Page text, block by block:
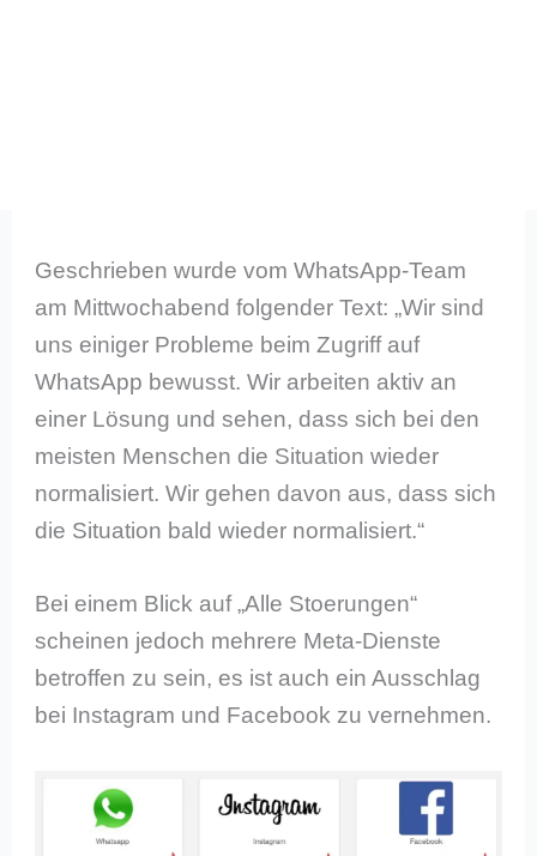
Geschrieben wurde vom WhatsApp-Team
am Mittwochabend folgender Text: „Wir sind
uns einiger Probleme beim Zugriff auf
WhatsApp bewusst. Wir arbeiten aktiv an
einer Lösung und sehen, dass sich bei den
meisten Menschen die Situation wieder
normalisiert. Wir gehen davon aus, dass sich
die Situation bald wieder normalisiert.“
Bei einem Blick auf „Alle Stoerungen“
scheinen jedoch mehrere Meta-Dienste
betroffen zu sein, es ist auch ein Ausschlag
bei Instagram und Facebook zu vernehmen.